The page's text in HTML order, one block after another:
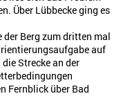
Über Lübbecke ging es
der Berg zum dritten mal
auf
Strecke an der
Fernblick über Bad